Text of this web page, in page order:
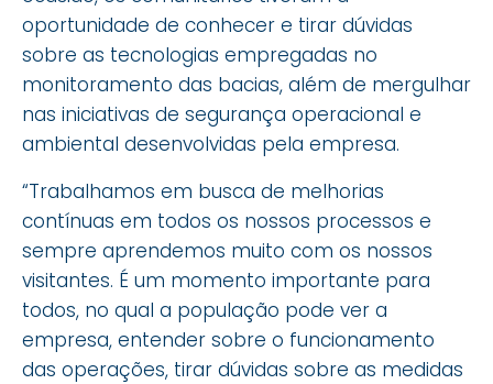
oportunidade de conhecer e tirar dúvidas
sobre as tecnologias empregadas no
monitoramento das bacias, além de mergulhar
nas iniciativas de segurança operacional e
ambiental desenvolvidas pela empresa.
“Trabalhamos em busca de melhorias
contínuas em todos os nossos processos e
sempre aprendemos muito com os nossos
visitantes. É um momento importante para
todos, no qual a população pode ver a
empresa, entender sobre o funcionamento
das operações, tirar dúvidas sobre as medidas